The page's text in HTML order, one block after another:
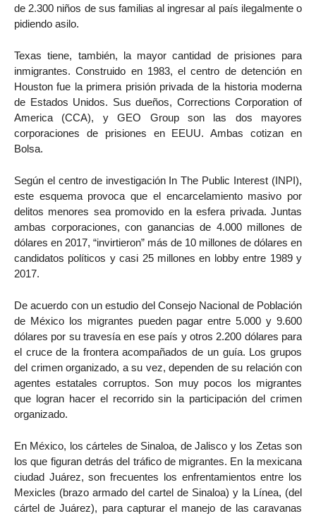
de 2.300 niños de sus familias al ingresar al país ilegalmente o
pidiendo asilo.
Texas tiene, también, la mayor cantidad de prisiones para
inmigrantes. Construido en 1983, el centro de detención en
Houston fue la primera prisión privada de la historia moderna
de Estados Unidos. Sus dueños, Corrections Corporation of
America (CCA), y GEO Group son las dos mayores
corporaciones de prisiones en EEUU. Ambas cotizan en
Bolsa.
Según el centro de investigación In The Public Interest (INPI),
este esquema provoca que el encarcelamiento masivo por
delitos menores sea promovido en la esfera privada. Juntas
ambas corporaciones, con ganancias de 4.000 millones de
dólares en 2017, “invirtieron” más de 10 millones de dólares en
candidatos políticos y casi 25 millones en lobby entre 1989 y
2017.
De acuerdo con un estudio del Consejo Nacional de Población
de México los migrantes pueden pagar entre 5.000 y 9.600
dólares por su travesía en ese país y otros 2.200 dólares para
el cruce de la frontera acompañados de un guía. Los grupos
del crimen organizado, a su vez, dependen de su relación con
agentes estatales corruptos. Son muy pocos los migrantes
que logran hacer el recorrido sin la participación del crimen
organizado.
En México, los cárteles de Sinaloa, de Jalisco y los Zetas son
los que figuran detrás del tráfico de migrantes. En la mexicana
ciudad Juárez, son frecuentes los enfrentamientos entre los
Mexicles (brazo armado del cartel de Sinaloa) y la Línea, (del
cártel de Juárez), para capturar el manejo de las caravanas